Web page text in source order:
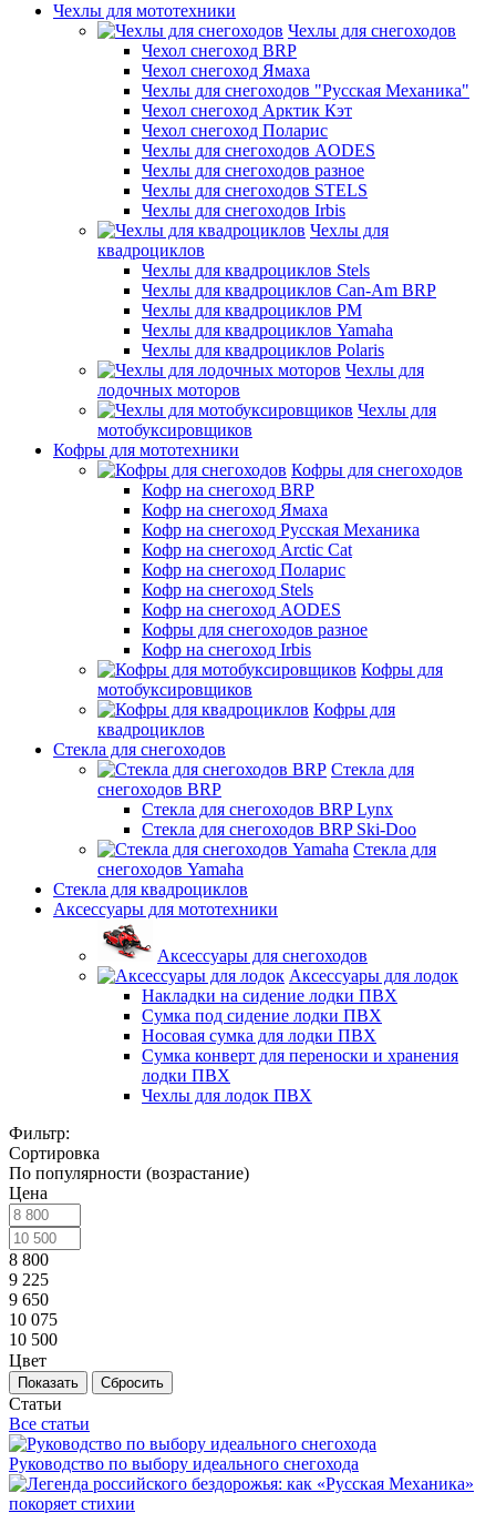
Чехлы для мототехники
Чехлы для снегоходов
Чехол снегоход BRP
Чехол снегоход Ямаха
Чехлы для снегоходов "Русская Механика"
Чехол снегоход Арктик Кэт
Чехол снегоход Поларис
Чехлы для снегоходов AODES
Чехлы для снегоходов разное
Чехлы для снегоходов STELS
Чехлы для снегоходов Irbis
Чехлы для
квадроциклов
Чехлы для квадроциклов Stels
Чехлы для квадроциклов Can-Am BRP
Чехлы для квадроциклов РМ
Чехлы для квадроциклов Yamaha
Чехлы для квадроциклов Polaris
Чехлы для
лодочных моторов
Чехлы для
мотобуксировщиков
Кофры для мототехники
Кофры для снегоходов
Кофр на снегоход BRP
Кофр на снегоход Ямаха
Кофр на снегоход Русская Механика
Кофр на снегоход Arctic Cat
Кофр на снегоход Поларис
Кофр на снегоход Stels
Кофр на снегоход AODES
Кофры для снегоходов разное
Кофр на снегоход Irbis
Кофры для
мотобуксировщиков
Кофры для
квадроциклов
Стекла для снегоходов
Стекла для
снегоходов BRP
Стекла для снегоходов BRP Lynx
Стекла для снегоходов BRP Ski-Doo
Стекла для
снегоходов Yamaha
Стекла для квадроциклов
Аксессуары для мототехники
Аксессуары для снегоходов
Аксессуары для лодок
Накладки на сидение лодки ПВХ
Сумка под сидение лодки ПВХ
Носовая сумка для лодки ПВХ
Сумка конверт для переноски и хранения
лодки ПВХ
Чехлы для лодок ПВХ
Фильтр:
Сортировка
По популярности (возрастание)
Цена
8 800
9 225
9 650
10 075
10 500
Цвет
Показать Сбросить
Статьи
Все статьи
Руководство по выбору идеального снегохода